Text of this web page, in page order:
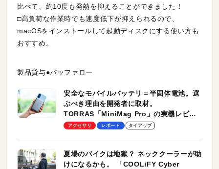
比べて、約10度も発熱を抑えることができました！
□高負荷な作業時でも速度低下が抑えられるので、
macOSをインストールして起動ディスクにする使い方も
おすすめ。
製品貸与●バッファロー
安全なモバイルバッテリ＝半固体電池。選
ぶべき理由を開発者に取材。
TORRAS「MiniMag Pro」の実機レビュ
ーも
アクセサリ レポート タイアップ
夏場のバイクは地獄？ ネッククーラーが助
けになるかも。 「COOLiFY Cyber